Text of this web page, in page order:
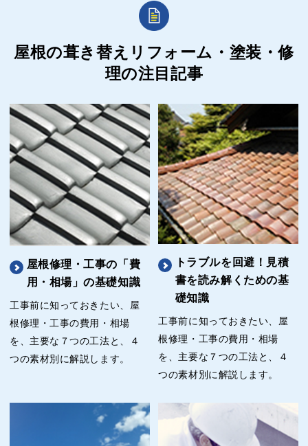
屋根の葺き替えリフォーム・塗装・修
理の注目記事
屋根修理・工事の「費
用・相場」の基礎知識
工事前に知っておきたい、屋
根修理・工事の費用・相場
を、主要な７つの工法と、４
つの素材別に解説します。
トラブルを回避！見積
書を読み解くための基
礎知識
工事前に知っておきたい、屋
根修理・工事の費用・相場
を、主要な７つの工法と、４
つの素材別に解説します。